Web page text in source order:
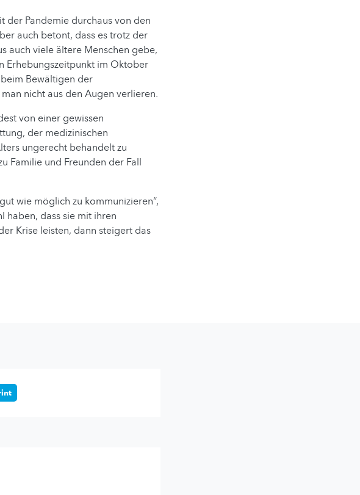
der Pandemie durchaus von den
auch betont, dass es trotz der
auch viele ältere Menschen gebe,
Erhebungszeitpunkt im Oktober
Bewältigen der
nicht aus den Augen verlieren.
von einer gewissen
der medizinischen
ungerecht behandelt zu
Familie und Freunden der Fall
wie möglich zu kommunizieren“,
haben, dass sie mit ihren
Krise leisten, dann steigert das